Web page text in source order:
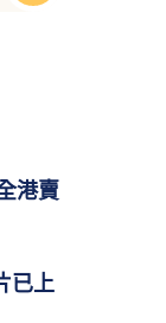
港賣
已上